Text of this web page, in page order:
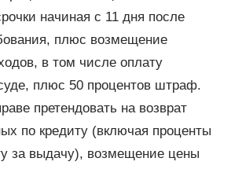
начиная с 11 дня после
плюс возмещение
в том числе оплату
плюс 50 процентов штраф.
претендовать на возврат
по кредиту (включая проценты
за выдачу), возмещение цены